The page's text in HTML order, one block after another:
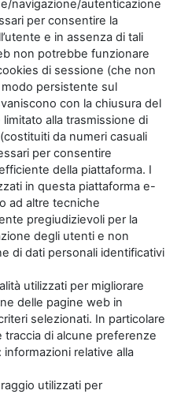
navigazione/autenticazione
per consentire la
e in assenza di tali
non potrebbe funzionare
di sessione (che non
persistente sul
con la chiusura del
alla trasmissione di
da numeri casuali
per consentire
della piattaforma. I
in questa piattaforma e-
ad altre tecniche
pregiudizievoli per la
degli utenti e non
di dati personali identificativi
utilizzati per migliorare
delle pagine web in
selezionati. In particolare
di alcune preferenze
relative alla
utilizzati per